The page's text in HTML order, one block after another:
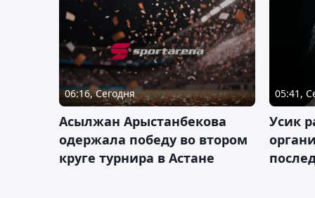
06:16, Сегодня
Асылжан Арыстанбекова
одержала победу во втором
круге турнира в Астане
05:41,
Усик